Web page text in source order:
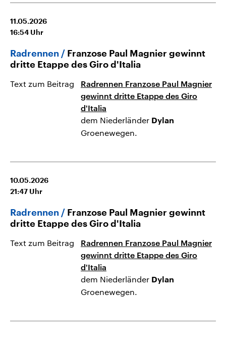
11.05.2026
16:54 Uhr
Radrennen
Franzose Paul Magnier gewinnt
dritte Etappe des Giro d'Italia
Text zum Beitrag
Radrennen Franzose Paul Magnier
gewinnt dritte Etappe des Giro
d'Italia
dem Niederländer Dylan
Groenewegen.
10.05.2026
21:47 Uhr
Radrennen
Franzose Paul Magnier gewinnt
dritte Etappe des Giro d'Italia
Text zum Beitrag
Radrennen Franzose Paul Magnier
gewinnt dritte Etappe des Giro
d'Italia
dem Niederländer Dylan
Groenewegen.